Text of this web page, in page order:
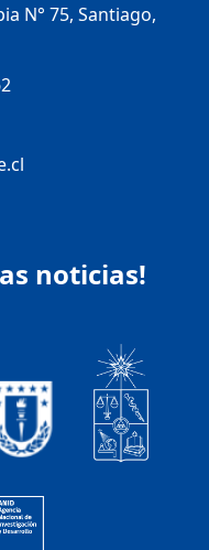
N° 75, Santiago,
noticias!